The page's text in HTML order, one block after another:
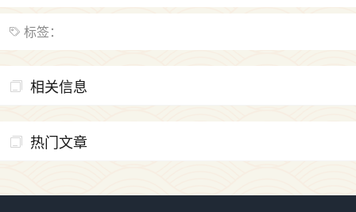
标签：
相关信息
热门文章